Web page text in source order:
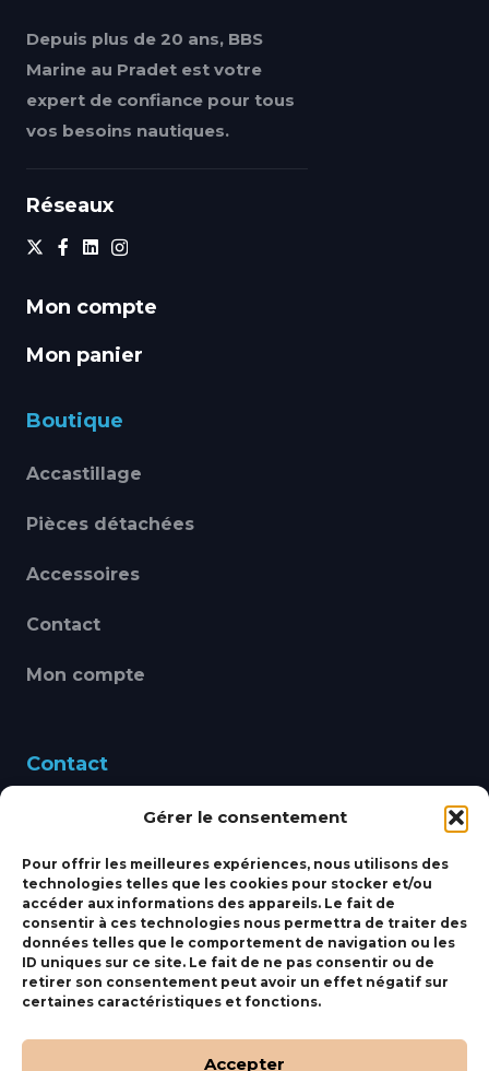
Gérer le consentement
Pour offrir les meilleures expériences, nous utilisons des
technologies telles que les cookies pour stocker et/ou
accéder aux informations des appareils. Le fait de
consentir à ces technologies nous permettra de traiter des
données telles que le comportement de navigation ou les
ID uniques sur ce site. Le fait de ne pas consentir ou de
retirer son consentement peut avoir un effet négatif sur
certaines caractéristiques et fonctions.
Accepter
Depuis plus de 20 ans, BBS
Marine au Pradet est votre
expert de confiance pour tous
vos besoins nautiques.
Réseaux
Mon compte
Mon panier
Boutique
Accastillage
Pièces détachées
Accessoires
Contact
Mon compte
Contact
460 Avenue Alain Le
bbsmarine@bbs-
marine.fr
Fixe:04 27 50 24 50
Mobile:06 69 44 48 83